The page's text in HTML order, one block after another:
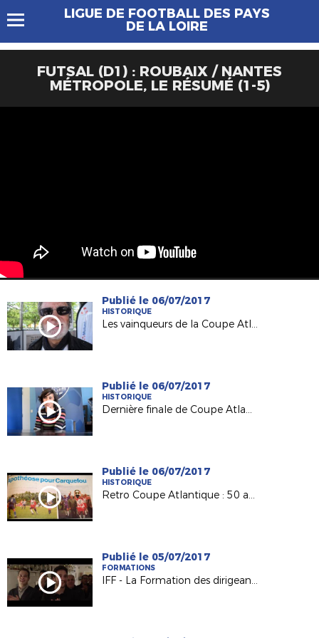
LIGUE DE FOOTBALL DES PAYS
DE LA LOIRE
FUTSAL (D1) : ROUBAIX / NANTES
MÉTROPOLE, LE RÉSUMÉ (1-5)
Publié le 06/07/2017
HISTORIQUE
Les vainqueurs de la Coupe Atlantique Féminine à l'honneur à Machecoul
Publié le 06/07/2017
HISTORIQUE
Dernière finale de Coupe Atlantique Féminine :
Publié le 06/07/2017
HISTORIQUE
Retro Coupe Atlantique : 50 ans d'histoire !
Publié le 05/07/2017
FORMATIONS
IFF - La Formation des dirigeants